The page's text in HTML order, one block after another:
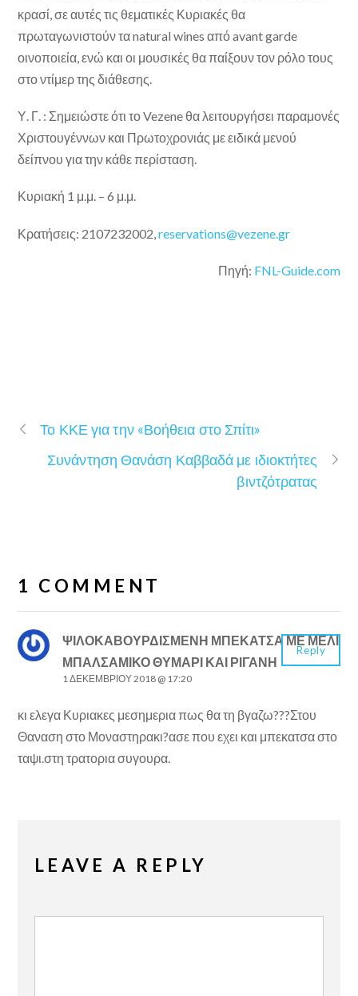
κρασί, σε αυτές τις θεματικές Κυριακές θα
πρωταγωνιστούν τα natural wines από avant garde
οινοποιεία, ενώ και οι μουσικές θα παίξουν τον ρόλο τους
στο ντίμερ της διάθεσης.
Υ. Γ. : Σημειώστε ότι το Vezene θα λειτουργήσει παραμονές
Χριστουγέννων και Πρωτοχρονιάς με ειδικά μενού
δείπνου για την κάθε περίσταση.
Κυριακή 1 μ.μ. – 6 μ.μ.
Κρατήσεις: ‪2107232002,reservations@vezene.gr
Πηγή: FNL-Guide.com
Το ΚΚΕ για την «Βοήθεια στο Σπίτι»
Συνάντηση Θανάση Καββαδά με ιδιοκτήτες
βιντζότρατας
1 COMMENT
ΨΙΛΟΚΑΒΟΥΡΔΙΣΜΕΝΗ ΜΠΕΚΑΤΣΑ ΜΕ ΜΕΛΙ
ΜΠΑΛΣΑΜΙΚΟ ΘΥΜΑΡΙ ΚΑΙ ΡΙΓΑΝΗ
1 ΔΕΚΕΜΒΡΊΟΥ 2018 @ 17:20
κι ελεγα Κυριακες μεσημερια πως θα τη βγαζω???Στου
Θαναση στο Μοναστηρακι?ασε που εχει και μπεκατσα στο
ταψι.στη τρατορια συγουρα.
Reply
LEAVE A REPLY